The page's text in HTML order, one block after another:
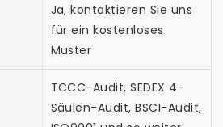
Ja, kontaktieren Sie uns
für ein kostenloses
Muster
TCCC-Audit, SEDEX 4-
Säulen-Audit, BSCI-Audit,